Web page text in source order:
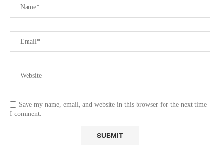
Save my name, email, and website in this browser for the next time
I comment.